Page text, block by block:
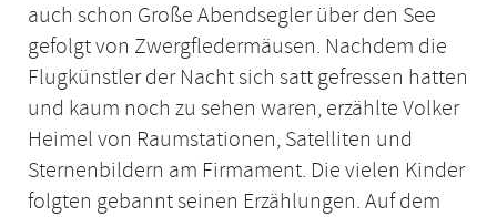
auch schon Große Abendsegler über den See
gefolgt von Zwergfledermäusen. Nachdem die
Flugkünstler der Nacht sich satt gefressen hatten
und kaum noch zu sehen waren, erzählte Volker
Heimel von Raumstationen, Satelliten und
Sternenbildern am Firmament. Die vielen Kinder
folgten gebannt seinen Erzählungen. Auf dem